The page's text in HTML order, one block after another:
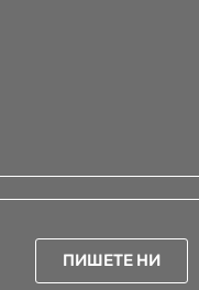
ПИШЕТЕ НИ